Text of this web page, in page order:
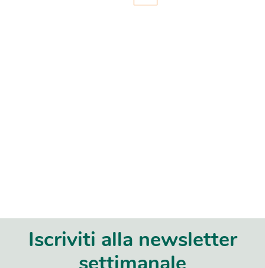
Iscriviti alla newsletter